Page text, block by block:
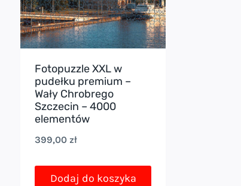
Fotopuzzle XXL w
pudełku premium –
Wały Chrobrego
Szczecin – 4000
elementów
399,00 zł
Dodaj do koszyka